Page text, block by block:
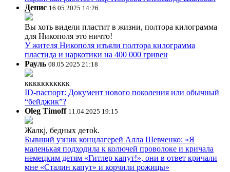
Денис 16.05.2025 14:26
Вы хоть видели пластит в жизни, полтора килограмма
для Никополя это ничто!
У жителя Никополя изъяли полтора килограмма
пластида и наркотики на 400 000 гривен
Рауль 08.05.2025 21:18
ккккккккккк
ID-паспорт: Документ нового поколения или обычный
“бейджик”?
Oleg Timoff 11.04.2025 19:15
Жалкj, бедных детok.
Бывший узник концлагерей Алла Шевченко: «Я
маленькая подходила к колючей проволоке и кричала
немецким детям «Гитлер капут!», они в ответ кричали
мне «Сталин капут» и корчили рожицы»